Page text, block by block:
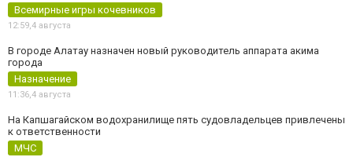
Всемирные игры кочевников
12:59, 4 августа
В городе Алатау назначен новый руководитель аппарата акима
города
Назначение
11:36, 4 августа
На Капшагайском водохранилище пять судовладельцев привлечены
к ответственности
МЧС